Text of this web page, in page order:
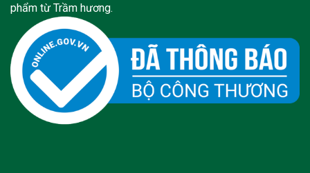
phẩm từ Trầm hương.